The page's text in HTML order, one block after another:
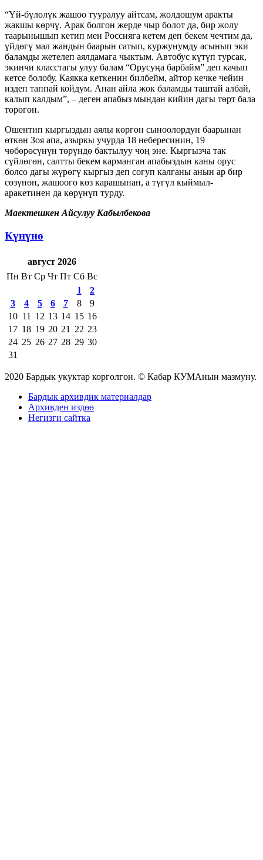
“Үй-бүлөлүк жашоо тууралуу айтсам, жолдошум аракты
жакшы көрчү. Арак болгон жерде чыр болот да, бир жолу
таарынышып кетип мен Россияга кетем деп бекем чечтим да,
үйдөгү мал жандын баарын сатып, куржунумду асынып эки
баламды жетелеп аялдамага чыктым. Автобус күтүп турсак,
экинчи класстагы улуу балам “Орусуңа барбайм” деп качып
кетсе болобу. Каякка кеткенин билбейм, айтор кечке чейин
издеп таппай койдум. Анан айла жок баламды таштай албай,
калып калдым”, – деген апабыз мындан кийин дагы төрт бала
төрөгөн.
Ошентип кыргыздын аялы көргөн сыноолордун баарынан
өткөн Зоя апа, азыркы учурда 18 небересинин, 19
чөбөрөсүнүн төрүндө бактылуу чоң эне. Кыргызча так
сүйлөгөн, салтты бекем карманган апабыздын каны орус
болсо дагы жүрөгү кыргыз деп согуп калганы анын ар бир
сөзүнөн, жашоого көз карашынан, а түгүл кыймыл-
аракетинен да көрүнүп турду.
Маектешкен Айсулуу Кабылбекова
Күнүнө
август 2026
Пн Вт Ср Чт Пт Сб Вс
1
2
3
4 5 6 7 8
9
10 11 12 13 14 15 16
17 18 19 20 21 22 23
24 25 26 27 28 29 30
31
2020 Бардык укуктар корголгон. © Кабар КУМАнын мазмуну.
Бардык архивдик материалдар
Архивден издөө
Негизги сайтка